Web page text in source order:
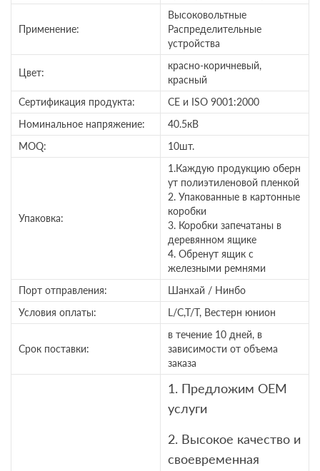
Применение:
Высоковольтные
Распределительные
устройства
Цвет:
красно-коричневый,
красный
Сертификация продукта:
CE и ISO 9001:2000
Номинальное напряжение:
40.5кВ
MOQ:
10шт.
Упаковка:
1.Каждую продукцию оберн
ут полиэтиленовой пленкой
2. Упакованные в картонные
коробки
3. Коробки запечатаны в
деревянном ящике
4. Обренут ящик с
железными ремнями
Порт отправления:
Шанхай / Нинбо
Условия оплаты:
L/C,T/T, Вестерн юнион
Срок поставки:
в течение 10 дней, в
зависимости от объема
заказа
1. Предложим OEM
услуги
2. Высокое качество и
своевременная